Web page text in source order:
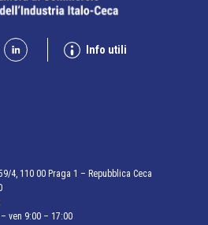
Info utili
4, 110 00 Praga 1 – Repubblica Ceca
ven 9:00 – 17:00